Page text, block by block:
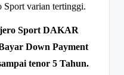
Sport varian tertinggi.
Sport DAKAR
Down Payment
tenor 5 Tahun.